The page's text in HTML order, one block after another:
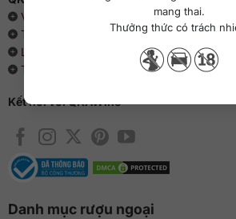
mang thai.
Thưởng thức có trách
Về chúng tôi
Thông cáo báo chí
Liên hệ với QKAWine
Tin tức và sự kiện
Kết nối với QKAWine
Danh mục rượu ngoại